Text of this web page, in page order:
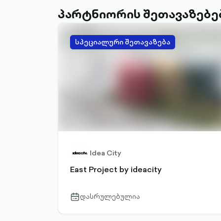
პარტნიორის
სპეციალური შეთავაზება
Idea City
East Project by ideacity
calendar-
დასრულებულია